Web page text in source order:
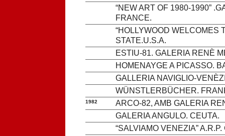
“NEW ART OF 1980-1990”
FRANCE.
“HOLLYWOOD WELCOMES
STATE.U.S.A.
ESTIU-81. GALERIA RENÈ
HOMENAYGE A PICASSO.
GALLERIA NAVIGLIO-
WÜNSTLERBÜCHER.
1982
ARCO-82, AMB GALERIA
GALERIA ANGULO. CEUTA.
“SALVIAMO VENEZIA”